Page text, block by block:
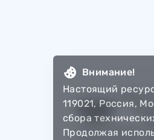
© Департамент
Внимание!
Настоящий
119021, Россия,
сбора
Продолжая